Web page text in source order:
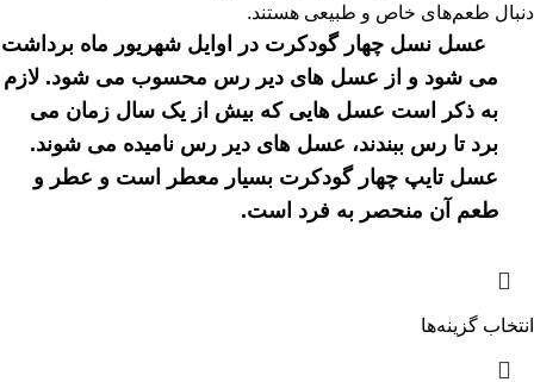
دنبال طعم‌های خاص و طبیعی هستند.
عسل نسل چهار گودکرت در اوایل شهریور ماه برداشت
می شود و از عسل های دیر رس محسوب می شود. لازم
به ذکر است عسل هایی که بیش از یک سال زمان می
برد تا رس ببندند، عسل های دیر رس نامیده می شوند.
عسل تایپ چهار گودکرت بسیار معطر است و عطر و
طعم آن منحصر به فرد است.
انتخاب گزینه‌ها